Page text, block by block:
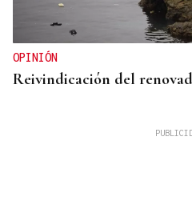
OPINIÓN
Reivindicación del